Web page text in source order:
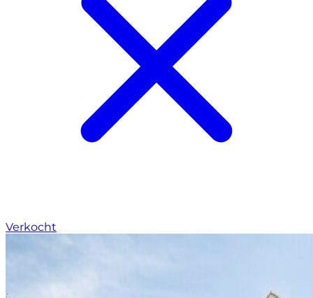
Verkocht